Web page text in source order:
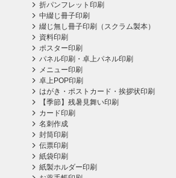
折パンフレット印刷
中綴じ冊子印刷
綴じ無し冊子印刷（スクラム製本）
資料印刷
ポスター印刷
パネル印刷・卓上パネル印刷
メニュー印刷
卓上POP印刷
はがき・ポストカード・挨拶状印刷
【季節】残暑見舞い印刷
カード印刷
名刺作成
封筒印刷
伝票印刷
紙袋印刷
紙製ホルダー印刷